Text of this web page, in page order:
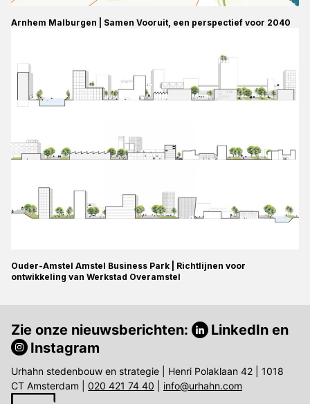
Arnhem Malburgen | Samen Vooruit, een perspectief voor 2040
Ouder-Amstel Amstel Business Park | Richtlijnen voor
ontwikkeling van Werkstad Overamstel
Zie onze nieuwsberichten: LinkedIn en
Instagram
Urhahn stedenbouw en strategie | Henri Polaklaan 42 | 1018
CT Amsterdam | 020 421 74 40 info@urhahn.com